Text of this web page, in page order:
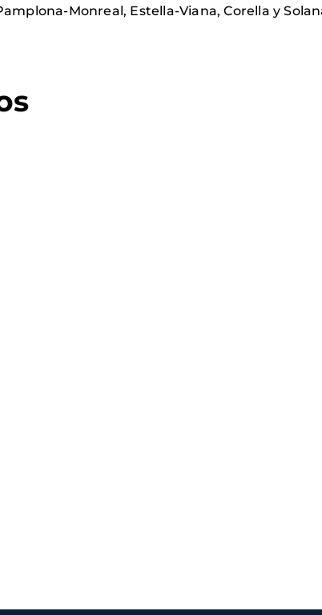
Monreal, Estella-Viana, Corella y